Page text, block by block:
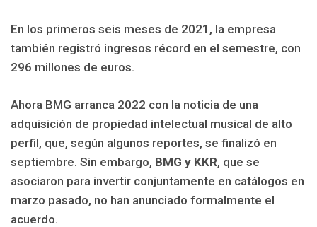
En los primeros seis meses de 2021, la empresa
también registró ingresos récord en el semestre, con
296 millones de euros.
Ahora BMG arranca 2022 con la noticia de una
adquisición de propiedad intelectual musical de alto
perfil, que, según algunos reportes, se finalizó en
septiembre. Sin embargo, BMG y KKR, que se
asociaron para invertir conjuntamente en catálogos en
marzo pasado, no han anunciado formalmente el
acuerdo.